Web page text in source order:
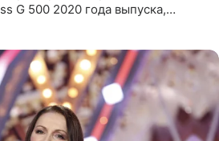
G 500 2020 года выпуска,